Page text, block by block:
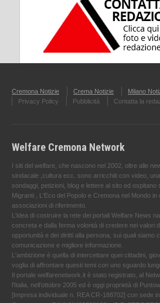
Cremona Notizie Crema Notizie Milano
Privacy Policy
Pubblicità Contatta la
Welfare Cremona Network
I siti del welfare, che nascono nel 2002, oltre alle
sindacale ,cultura ecc. sono arricchiti con video,
sondaggi, petizioni, blog e lettere al sito ed ospitano
Migranti , L'Eco del Popolo e Cremona nel Mondo in
associazioni di riferimento.
L'idea di costruire la rete dei portali Welfare News
concreta e dalla ferma volontà di credere nei valori
opportunità e dei diritti alla persona, sui quali siamo
comunicazione e migliore informazione.
L'ambizione è quella di intercettare quei cittadini,
voglia di affrontare questi temi con uno sguardo
Il portale welfarenetwork.it è stato registrato, al
l'Italia, nell’ottobre 2005 ed è oggi proprietà di
[Impresa individuale n. REA CR-188702] con sede